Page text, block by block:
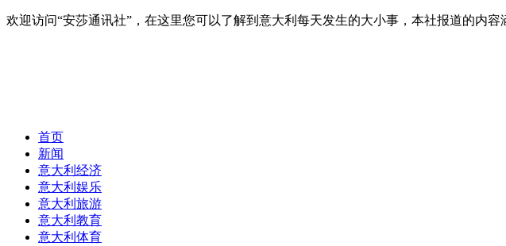
欢迎访问“安莎通讯社”，在这里您可以了解到意大利每天发生的大小事，本社报道的内
首页
新闻
意大利经济
意大利娱乐
意大利旅游
意大利教育
意大利体育